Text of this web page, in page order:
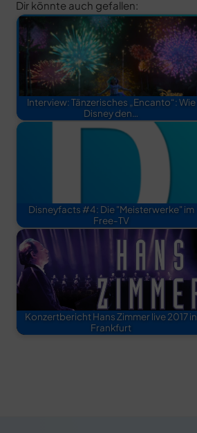
Dir könnte auch gefallen:
Interview: Tänzerisches „Encanto“: Wie
Disney den…
Disneyfacts #4: Die "Meisterwerke" im
Free-TV
Konzertbericht Hans Zimmer live 2017 in
Frankfurt